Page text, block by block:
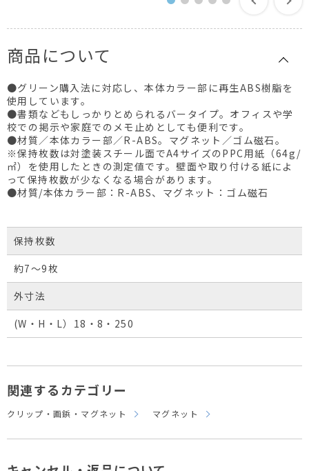
商品について
●グリーン購入法に対応し、本体カラー部に再生ABS樹脂を
使用しています。
●書類などもしっかりとめられるバータイプ。オフィスや学
校での掲示や家庭でのメモ止めとしても便利です。
●材質／本体カラー部／R-ABS。マグネット／ゴム磁石。
※保持枚数は対塗装スチール面でA4サイズのPPC用紙（64g/
㎡）を使用したときの測定値です。壁面や取り付ける紙によ
って保持枚数が少なくなる場合があります。
●材質/本体カラー部：R-ABS、マグネット：ゴム磁石
保持枚数
約7～9枚
外寸法
(W・H・L）18・8・250
関連するカテゴリー
クリップ・画鋲・マグネット マグネット